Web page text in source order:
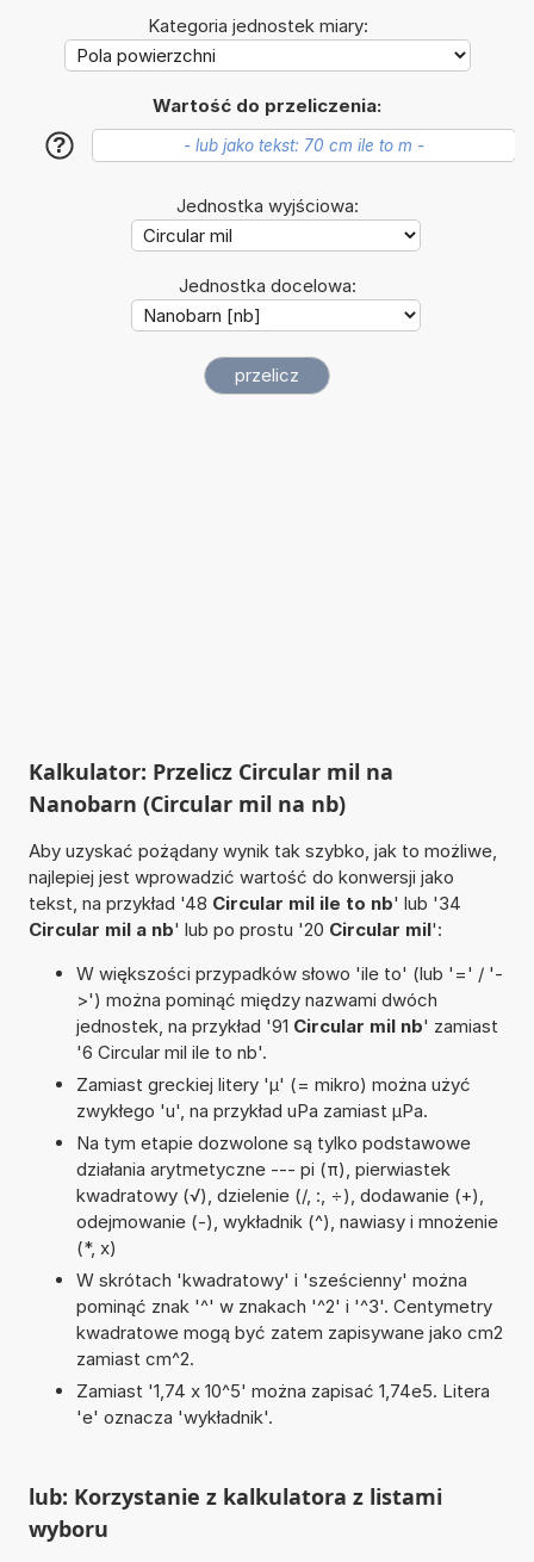
Kategoria jednostek miary:
Wartość do przeliczenia:
?
Jednostka wyjściowa:
Jednostka docelowa:
Kalkulator: Przelicz Circular mil na
Nanobarn (Circular mil na nb)
Aby uzyskać pożądany wynik tak szybko, jak to możliwe,
najlepiej jest wprowadzić wartość do konwersji jako
tekst, na przykład '48 Circular mil ile to nb' lub '34
Circular mil a nb' lub po prostu '20 Circular mil':
W większości przypadków słowo 'ile to' (lub '=' / '-
>') można pominąć między nazwami dwóch
jednostek, na przykład '91 Circular mil nb' zamiast
'6 Circular mil ile to nb'.
Zamiast greckiej litery 'µ' (= mikro) można użyć
zwykłego 'u', na przykład uPa zamiast µPa.
Na tym etapie dozwolone są tylko podstawowe
działania arytmetyczne --- pi (π), pierwiastek
kwadratowy (√), dzielenie (/, :, ÷), dodawanie (+),
odejmowanie (-), wykładnik (^), nawiasy i mnożenie
(*, x)
W skrótach 'kwadratowy' i 'sześcienny' można
pominąć znak '^' w znakach '^2' i '^3'. Centymetry
kwadratowe mogą być zatem zapisywane jako cm2
zamiast cm^2.
Zamiast '1,74 x 10^5' można zapisać 1,74e5. Litera
'e' oznacza 'wykładnik'.
lub: Korzystanie z kalkulatora z listami
wyboru